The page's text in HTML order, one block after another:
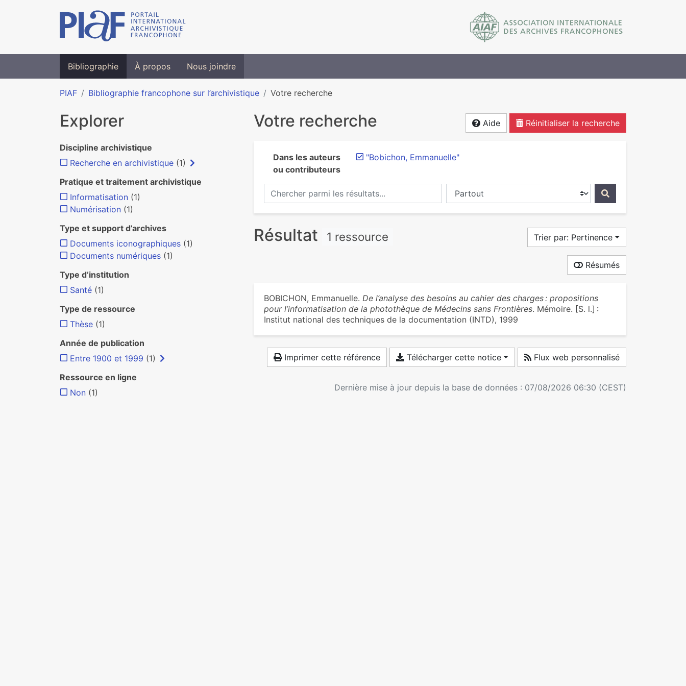
Bibliographie À propos Nous joindre
PIAF Bibliographie francophone sur l’archivistique Votre recherche
Votre recherche Aide Réinitialiser la recherche
Dans les auteurs
ou contributeurs
"Bobichon, Emmanuelle"
Chercher parmi les résultats... Chercher dans...
Résultat 1 ressource Trier par: Pertinence
Résumés
BOBICHON, Emmanuelle. De l’analyse des besoins au cahier des charges : propositions
pour l’informatisation de la photothèque de Médecins sans Frontières. Mémoire. [S. l.] :
Institut national des techniques de la documentation (INTD), 1999
Imprimer cette référence Télécharger cette notice Flux web personnalisé
Dernière mise à jour depuis la base de données : 07/08/2026 06:30 (CEST)
Explorer
Discipline archivistique
Recherche en archivistique (1)
Pratique et traitement archivistique
Informatisation (1)
Numérisation (1)
Type et support d’archives
Documents iconographiques (1)
Documents numériques (1)
Type d’institution
Santé (1)
Type de ressource
Thèse (1)
Année de publication
Entre 1900 et 1999 (1)
Ressource en ligne
Non (1)